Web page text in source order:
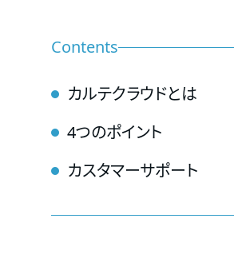
Contents
カルテクラウドとは
4つのポイント
カスタマーサポート